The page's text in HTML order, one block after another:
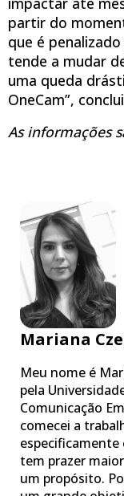
partir do
que é
tende a mudar
uma queda
OneCam”,
As informações
Mariana
Meu nome é
pela
Comunicação
comecei a
especificamente
tem prazer
um propósito.